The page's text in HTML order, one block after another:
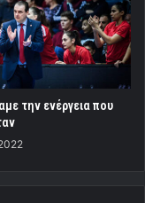
την ενέργεια που